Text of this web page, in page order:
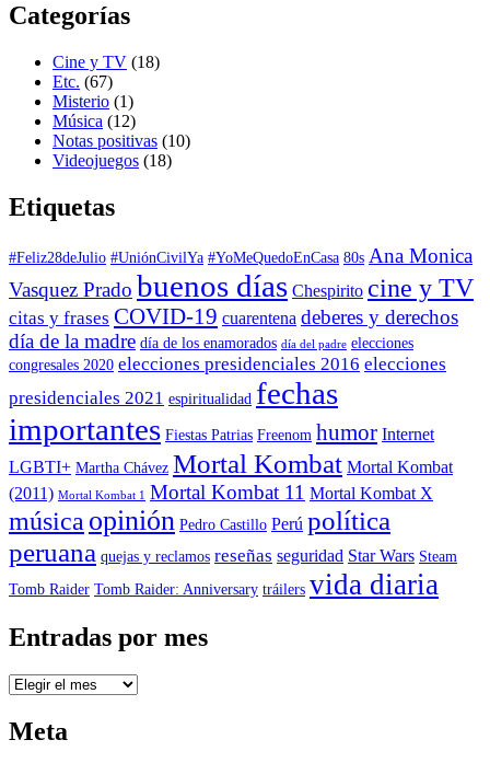
Categorías
Cine y TV (18)
Etc. (67)
Misterio (1)
Música (12)
Notas positivas (10)
Videojuegos (18)
Etiquetas
#Feliz28deJulio #UniónCivilYa #YoMeQuedoEnCasa 80s Ana Monica
Vasquez Prado buenos días Chespirito cine y TV
citas y frases COVID-19 cuarentena deberes y derechos
día de la madre día de los enamorados día del padre elecciones
congresales 2020 elecciones presidenciales 2016 elecciones
presidenciales 2021 espiritualidad fechas
importantes Fiestas Patrias Freenom humor Internet
LGBTI+ Martha Chávez Mortal Kombat Mortal Kombat
(2011) Mortal Kombat 1 Mortal Kombat 11 Mortal Kombat X
música opinión Pedro Castillo Perú política
peruana quejas y reclamos reseñas seguridad Star Wars Steam
Tomb Raider Tomb Raider: Anniversary tráilers vida diaria
Entradas por mes
Entradas
mes
Meta